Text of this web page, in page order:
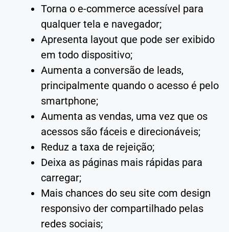
Torna o e-commerce acessível para
qualquer tela e navegador;
Apresenta layout que pode ser exibido
em todo dispositivo;
Aumenta a conversão de leads,
principalmente quando o acesso é pelo
smartphone;
Aumenta as vendas, uma vez que os
acessos são fáceis e direcionáveis;
Reduz a taxa de rejeição;
Deixa as páginas mais rápidas para
carregar;
Mais chances do seu site com design
responsivo der compartilhado pelas
redes sociais;